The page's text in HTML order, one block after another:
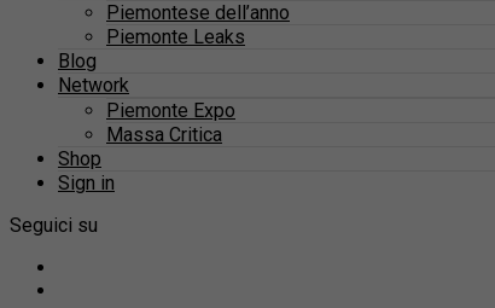
Piemontese dell’anno
Piemonte Leaks
Blog
Network
Piemonte Expo
Massa Critica
Shop
Sign in
Seguici su